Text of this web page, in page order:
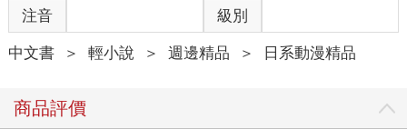
注音 級別
中文書 ＞ 輕小說 ＞ 週邊精品 ＞ 日系動漫精品
商品評價